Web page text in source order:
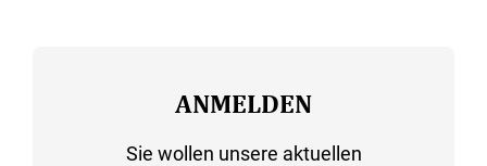
ANMELDEN
Sie wollen unsere aktuellen